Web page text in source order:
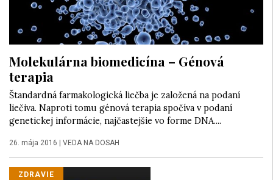
Molekulárna biomedicína – Génová
terapia
Štandardná farmakologická liečba je založená na podaní
liečiva. Naproti tomu génová terapia spočíva v podaní
genetickej informácie, najčastejšie vo forme DNA....
26. mája 2016 VEDA NA DOSAH
ZDRAVIE